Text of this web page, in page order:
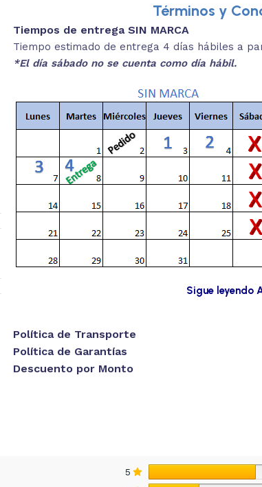
Descripciones breves y medidas
REVISA
estás buscando.
Términos y
Tiempos de entrega SIN MARCA
Tiempo estimado de entrega 4 días hábiles a
*El día sábado no se cuenta como día hábil.
Sigue leyendo
Política de Transporte
Política de Garantías
Descuento por Monto
5